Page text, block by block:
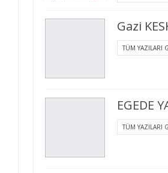
Gazi
TÜM YAZILARI
EGEDE
TÜM YAZILARI